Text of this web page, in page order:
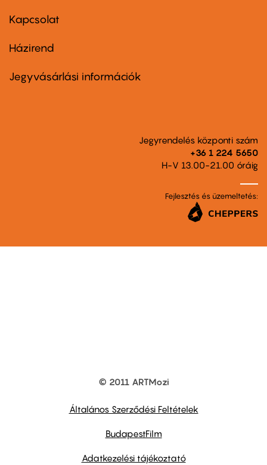
firstKapcsolat
Footer
second
Házirend
Jegyvásárlási információk
Jegyrendelés központi szám
+36 1 224 5650
H-V 13.00-21.00 óráig
Fejlesztés és üzemeltetés:
© 2011 ARTMozi
Általános Szerződési Feltételek
BudapestFilm
Adatkezelési tájékoztató